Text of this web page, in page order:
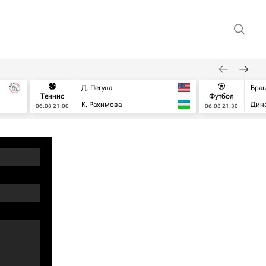
Теннис
06.08 21:00
Д. Пегула
К. Рахимова
Футбол
06.08 21:30